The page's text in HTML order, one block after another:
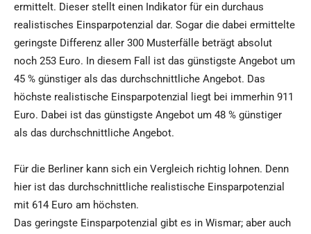
ermittelt. Dieser stellt einen Indikator für ein durchaus
realistisches Einsparpotenzial dar. Sogar die dabei ermittelte
geringste Differenz aller 300 Musterfälle beträgt absolut
noch 253 Euro. In diesem Fall ist das günstigste Angebot um
45 % günstiger als das durchschnittliche Angebot. Das
höchste realistische Einsparpotenzial liegt bei immerhin 911
Euro. Dabei ist das günstigste Angebot um 48 % günstiger
als das durchschnittliche Angebot.
Für die Berliner kann sich ein Vergleich richtig lohnen. Denn
hier ist das durchschnittliche realistische Einsparpotenzial
mit 614 Euro am höchsten.
Das geringste Einsparpotenzial gibt es in Wismar; aber auch